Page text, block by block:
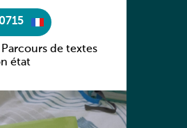
Parcours de textes
état